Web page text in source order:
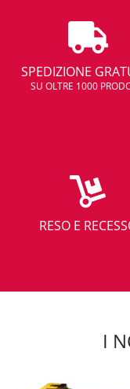
SPEDIZIONE
SU OLTRE 1000
RESO E
I